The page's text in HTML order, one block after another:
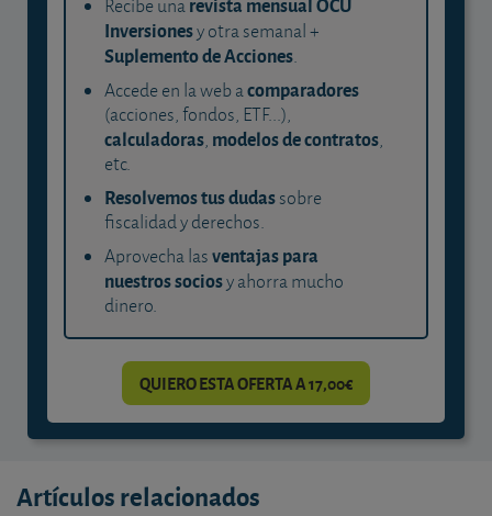
Recibe una
Inversionesy otra semanal +
Suplemento de Acciones.
Accede en la web acomparadores
(acciones, fondos, ETF...),
calculadoras, modelos de contratos,
etc.
Resolvemos tus dudassobre
fiscalidad y derechos.
Aprovecha lasventajas para
nuestros sociosy ahorra mucho
dinero.
QUIERO ESTA OFERTA A 17,00€
Artículos relacionados